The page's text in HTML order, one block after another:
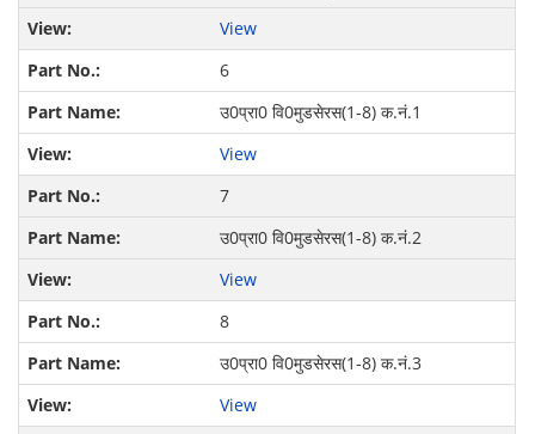
View
6
उ0प्रा0 वि0मुडसेरस(1-8) क.नं.1
View
7
उ0प्रा0 वि0मुडसेरस(1-8) क.नं.2
View
8
उ0प्रा0 वि0मुडसेरस(1-8) क.नं.3
View